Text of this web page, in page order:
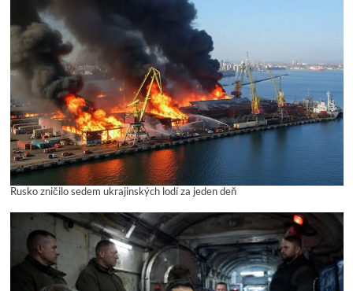
Rusko zničilo sedem ukrajinských lodí za jeden deň